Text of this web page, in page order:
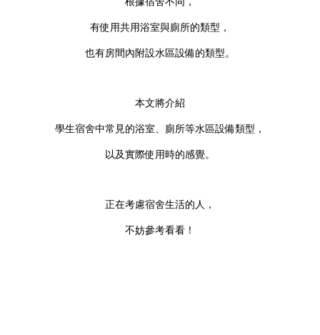
有使用共用浴室與廁所的類型，
也有房間內附設水區設備的類型。
本文將介紹
學生宿舍中常見的浴室、廁所等水區設備類型，
以及實際使用時的感覺。
正在考慮宿舍生活的人，
不妨參考看看！